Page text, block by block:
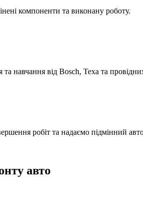
компоненти та виконану роботу.
навчання від Bosch, Texa та
робіт та надаємо підмінний
авто